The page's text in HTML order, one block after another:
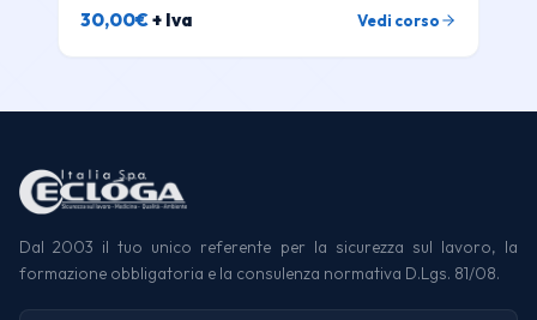
30,00€+ Iva Vedi corso
Dal 2003 il tuo unico referente per la sicurezza sul lavoro, la
formazione obbligatoria e la consulenza normativa D.Lgs. 81/08.